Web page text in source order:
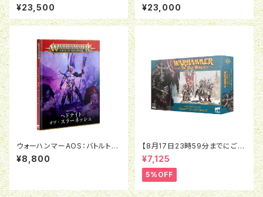
パトロール:アストラ・ミリタルム
¥23,500
ム：エクソダイト（日本語版）
¥23,000
ウォーハンマーAOS：バトルトー
ム：ヘドナイト・オヴ・スラーネッ
シュ
¥8,800
【8月17日23時59分までにご予
約で5％OFF】オールドワール
ド：ウォリアー・オヴ・ケイオス：チ
ャンピオン・オヴ・ケイオス
¥7,125
5%OFF